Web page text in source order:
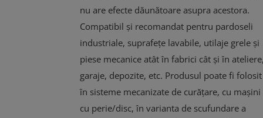
nu are efecte dăunătoare asupra acestora.
Compatibil și recomandat pentru pardoseli
industriale, suprafețe lavabile, utilaje grele și
piese mecanice atât în fabrici cât și în
garaje, depozite, etc. Produsul poate fi folosit
în sisteme mecanizate de curățare, cu mașini
cu perie/disc, în varianta de scufundare a